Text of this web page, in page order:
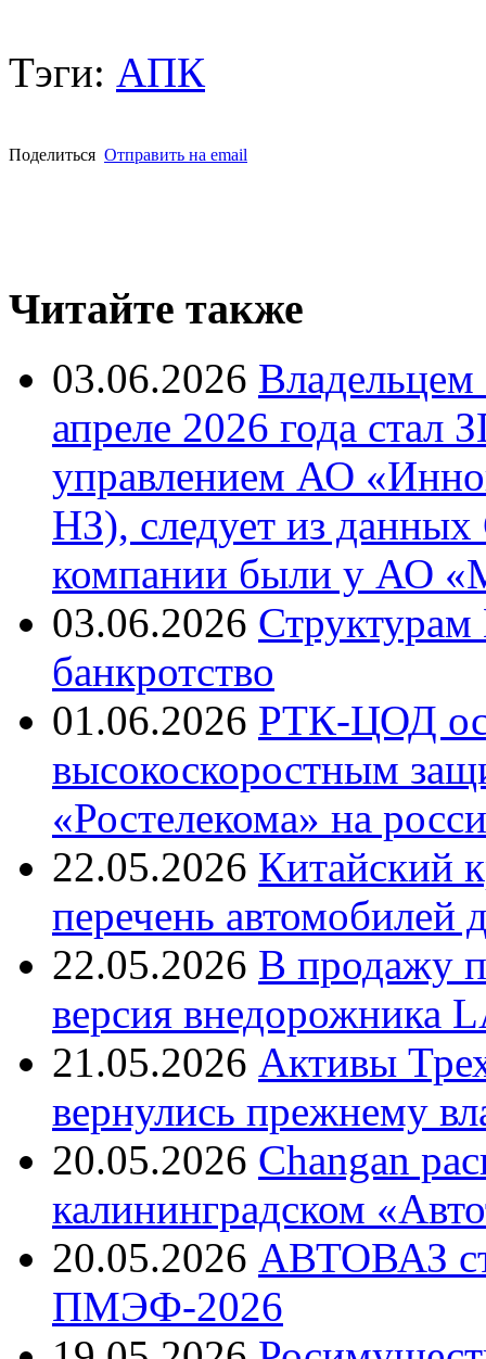
Тэги: АПК
Поделиться Отправить на email
Читайте также
03.06.2026
апреле 2026 года
управлением АО
НЗ), следует из
компании были у АО
03.06.2026
банкротство
01.06.2026 РТК-ЦОД
высокоскоростным
«Ростелекома» на
22.05.2026 Китайский
перечень автомобилей
22.05.2026 В продажу
версия внедорожника
21.05.2026 Активы
вернулись прежнему
20.05.2026 Changan
калининградском
20.05.2026 АВТОВАЗ
ПМЭФ-2026